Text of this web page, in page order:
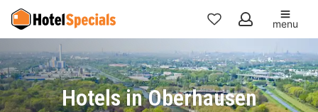
Mijn
favorieten
menu
Hotels in Oberhausen